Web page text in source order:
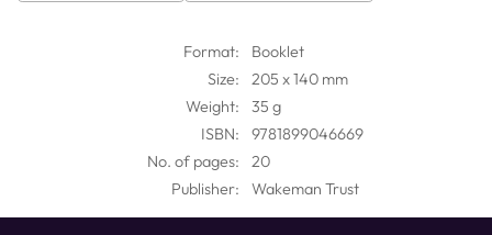
Format:
Booklet
Size:
205 x 140 mm
Weight:
35 g
ISBN:
9781899046669
No. of pages:
20
Publisher:
Wakeman Trust